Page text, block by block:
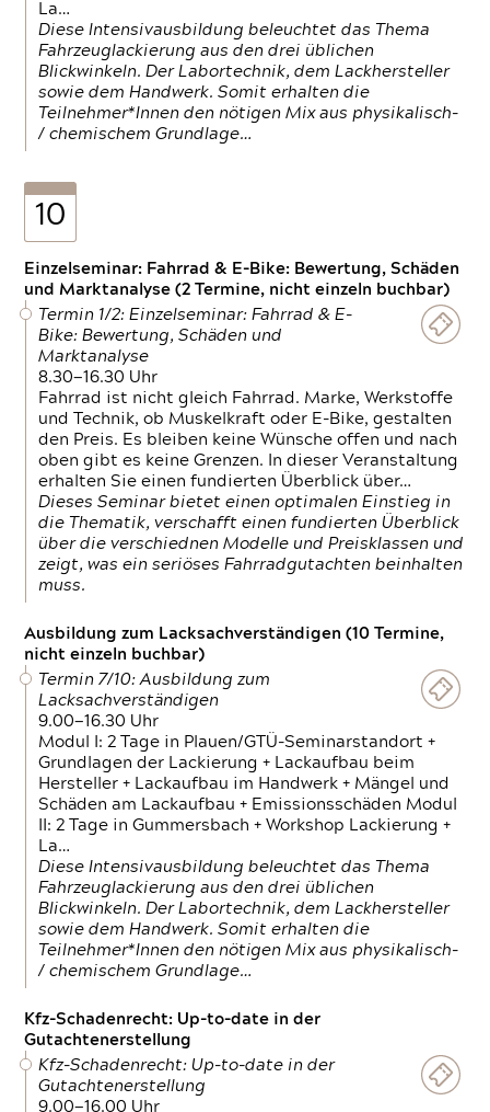
La…
Diese Intensivausbildung beleuchtet das Thema
Fahrzeuglackierung aus den drei üblichen
Blickwinkeln. Der Labortechnik, dem Lackhersteller
sowie dem Handwerk. Somit erhalten die
Teilnehmer*Innen den nötigen Mix aus physikalisch-
/ chemischem Grundlage…
10
Einzelseminar: Fahrrad & E-Bike: Bewertung, Schäden
und Marktanalyse (2 Termine, nicht einzeln buchbar)
Termin 1/2: Einzelseminar: Fahrrad & E-
Bike: Bewertung, Schäden und
Marktanalyse
8.30—16.30 Uhr
Fahrrad ist nicht gleich Fahrrad. Marke, Werkstoffe
und Technik, ob Muskelkraft oder E-Bike, gestalten
den Preis. Es bleiben keine Wünsche offen und nach
oben gibt es keine Grenzen. In dieser Veranstaltung
erhalten Sie einen fundierten Überblick über…
Dieses Seminar bietet einen optimalen Einstieg in
die Thematik, verschafft einen fundierten Überblick
über die verschiednen Modelle und Preisklassen und
zeigt, was ein seriöses Fahrradgutachten beinhalten
muss.
Ausbildung zum Lacksachverständigen (10 Termine,
nicht einzeln buchbar)
Termin 7/10: Ausbildung zum
Lacksachverständigen
9.00—16.30 Uhr
Modul I: 2 Tage in Plauen/GTÜ-Seminarstandort +
Grundlagen der Lackierung + Lackaufbau beim
Hersteller + Lackaufbau im Handwerk + Mängel und
Schäden am Lackaufbau + Emissionsschäden Modul
II: 2 Tage in Gummersbach + Workshop Lackierung +
La…
Diese Intensivausbildung beleuchtet das Thema
Fahrzeuglackierung aus den drei üblichen
Blickwinkeln. Der Labortechnik, dem Lackhersteller
sowie dem Handwerk. Somit erhalten die
Teilnehmer*Innen den nötigen Mix aus physikalisch-
/ chemischem Grundlage…
Kfz-Schadenrecht: Up-to-date in der
Gutachtenerstellung
Kfz-Schadenrecht: Up-to-date in der
Gutachtenerstellung
9.00—16.00 Uhr